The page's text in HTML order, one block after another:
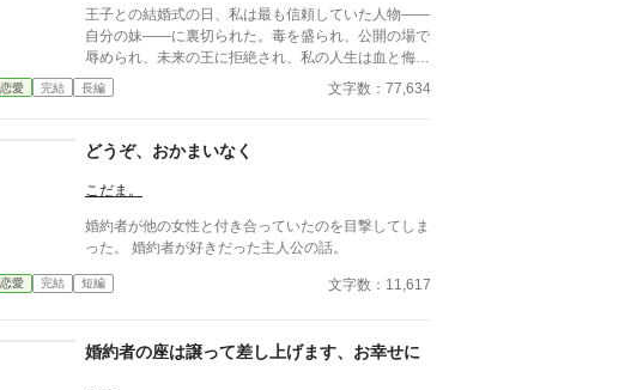
王子との結婚式の日、私は最も信頼していた人物――
自分の妹――に裏切られた。毒を盛られ、公開の場で
辱められ、未来の王に拒絶され、私の人生は血と侮辱
の中でそこで終わったかのように思えた。しかし、死
が私を迎えたとき、不可能なことが起きた――私は同
そして一撃の記憶をそのまま覚えていた。今、二度目
のチャンスを得た私は、ただ一つの使命を持つ――真
実を突き止め、奪われたものを取り戻し、私を破滅さ
のままではない。何も許されない。
恋愛 完結 長編 文字数：77,634
どうぞ、おかまいなく
こだま。
婚約者が他の女性と付き合っていたのを目撃してしま
った。 婚約者が好きだった主人公の話。
恋愛 完結 短編 文字数：11,617
婚約者の座は譲って差し上げます、お幸せに